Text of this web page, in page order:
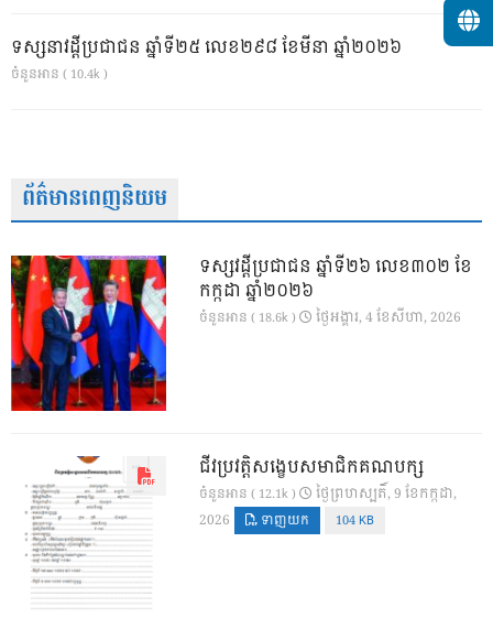
ទស្សនាវដ្ដីប្រជាជន ឆ្នាំទី២៥ លេខ២៩៨ ខែមីនា ឆ្នាំ២០២៦
ចំនួនអាន ( 10.4k )
ព័ត៌មានពេញនិយម
ទស្សវដ្តីប្រជាជន ឆ្នាំទី២៦ លេខ៣០២ ខែ
កក្កដា ឆ្នាំ២០២៦
ចំនួនអាន ( 18.6k ) ថ្ងៃ​អង្គារ, 4 ខែ​សីហា, 2026
ជីវប្រវត្តិសង្ខេបសមាជិកគណបក្ស
ចំនួនអាន ( 12.1k )
ថ្ងៃ​ព្រហស្បតិ៍, 9 ខែ​កក្កដា,
2026
ទាញយក 104 KB